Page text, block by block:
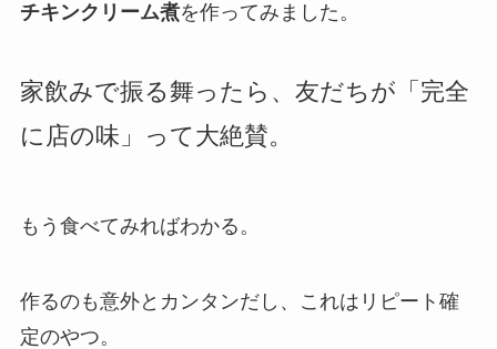
チキンクリーム煮を作ってみました。
家飲みで振る舞ったら、友だちが「完全
に店の味」って大絶賛。
もう食べてみればわかる。
作るのも意外とカンタンだし、これはリピート確
定のやつ。